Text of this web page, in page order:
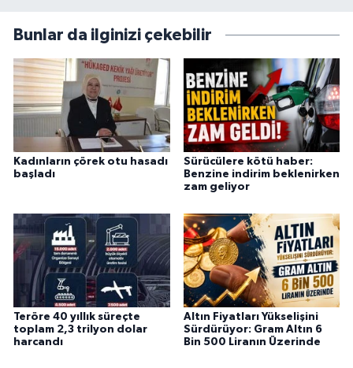
Bunlar da ilginizi çekebilir
Kadınların çörek otu hasadı
başladı
Sürücülere kötü haber:
Benzine indirim beklenirken
zam geliyor
Teröre 40 yıllık süreçte
toplam 2,3 trilyon dolar
harcandı
Altın Fiyatları Yükselişini
Sürdürüyor: Gram Altın 6
Bin 500 Liranın Üzerinde